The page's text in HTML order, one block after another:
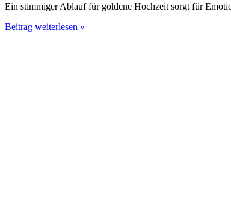
Ein stimmiger Ablauf für goldene Hochzeit sorgt für
Ablauf
Beitrag weiterlesen »